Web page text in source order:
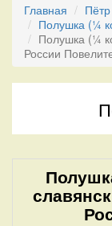
Главная
Полушка (¼
Полушка (¼
России